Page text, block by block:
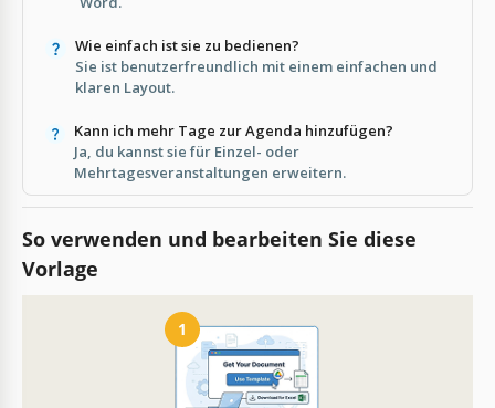
Wie einfach ist sie zu bedienen?
Sie ist benutzerfreundlich mit einem einfachen und
klaren Layout.
Kann ich mehr Tage zur Agenda hinzufügen?
Ja, du kannst sie für Einzel- oder
Mehrtagesveranstaltungen erweitern.
So verwenden und bearbeiten Sie diese
Vorlage
1